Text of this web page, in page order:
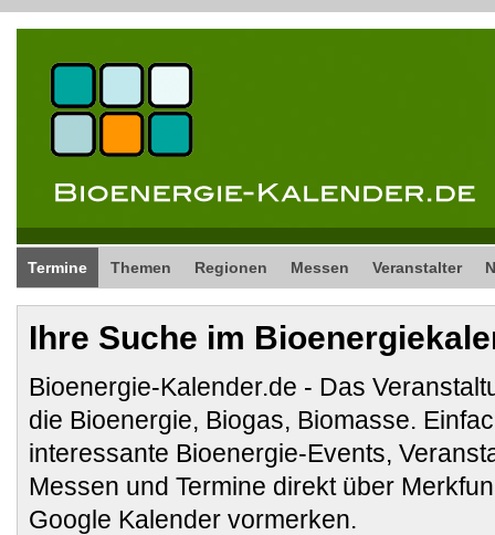
Termine Themen Regionen Messen Veranstalter
Ihre Suche im
Bioenergie-Kalender.de - Das
die Bioenergie, Biogas, Biomasse.
interessante Bioenergie-Events,
Messen und Termine direkt über
Google Kalender vormerken.